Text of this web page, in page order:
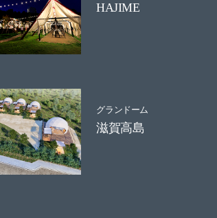
HAJIME
グランドーム
滋賀高島